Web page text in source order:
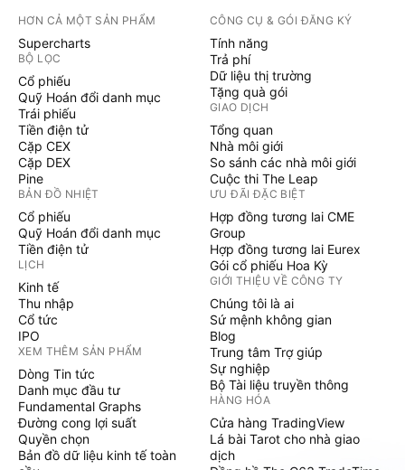
HƠN CẢ MỘT SẢN PHẨM
Supercharts
BỘ LỌC
Cổ phiếu
Quỹ Hoán đổi danh mục
Trái phiếu
Tiền điện tử
Cặp CEX
Cặp DEX
Pine
BẢN ĐỒ NHIỆT
Cổ phiếu
Quỹ Hoán đổi danh mục
Tiền điện tử
LỊCH
Kinh tế
Thu nhập
Cổ tức
IPO
XEM THÊM SẢN PHẨM
Dòng Tin tức
Danh mục đầu tư
Fundamental Graphs
Đường cong lợi suất
Quyền chọn
Bản đồ dữ liệu kinh tế toàn
CÔNG CỤ & GÓI ĐĂNG KÝ
Tính năng
Trả phí
Dữ liệu thị trường
Tặng quà gói
GIAO DỊCH
Tổng quan
Nhà môi giới
So sánh các nhà môi giới
Cuộc thi The Leap
ƯU ĐÃI ĐẶC BIỆT
Hợp đồng tương lai CME
Group
Hợp đồng tương lai Eurex
Gói cổ phiếu Hoa Kỳ
GIỚI THIỆU VỀ CÔNG TY
Chúng tôi là ai
Sứ mệnh không gian
Blog
Trung tâm Trợ giúp
Sự nghiệp
Bộ Tài liệu truyền thông
HÀNG HÓA
Cửa hàng TradingView
Lá bài Tarot cho nhà giao
dịch